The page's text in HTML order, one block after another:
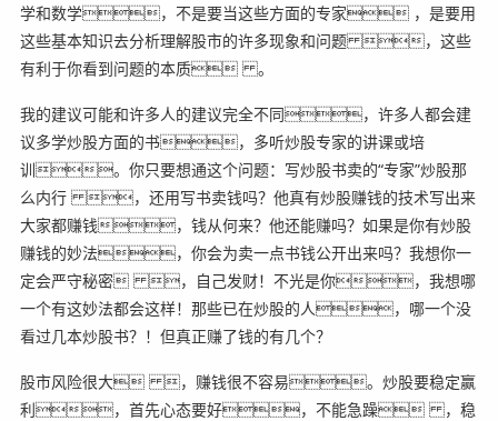
学和数学，不是要当这些方面的专家 ，是要用
这些基本知识去分析理解股市的许多现象和问题 ，这些
有利于你看到问题的本质 。
我的建议可能和许多人的建议完全不同，许多人都会建
议多学炒股方面的书，多听炒股专家的讲课或培
训。你只要想通这个问题：写炒股书卖的“专家”炒股那
么内行 ，还用写书卖钱吗？他真有炒股赚钱的技术写出来
大家都赚钱，钱从何来？他还能赚吗？如果是你有炒股
赚钱的妙法，你会为卖一点书钱公开出来吗？我想你一
定会严守秘密 ，自己发财！不光是你，我想哪
一个有这妙法都会这样！那些已在炒股的人，哪一个没
看过几本炒股书？！但真正赚了钱的有几个？
股市风险很大 ，赚钱很不容易。炒股要稳定赢
利，首先心态要好，不能急躁 ，稳